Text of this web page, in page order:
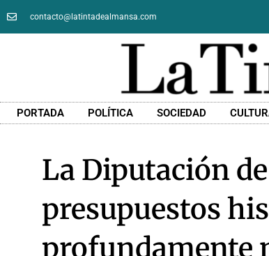
contacto@latintadealmansa.com
PORTADA POLÍTICA SOCIEDAD
La Diputación
presupuestos
profundamente